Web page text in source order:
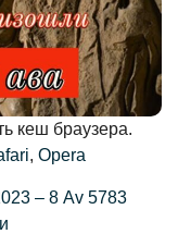
кеш браузера.
, Opera
– 8 Av 5783